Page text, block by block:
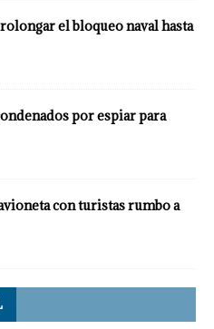
el bloqueo naval hasta
por espiar para
con turistas rumbo a